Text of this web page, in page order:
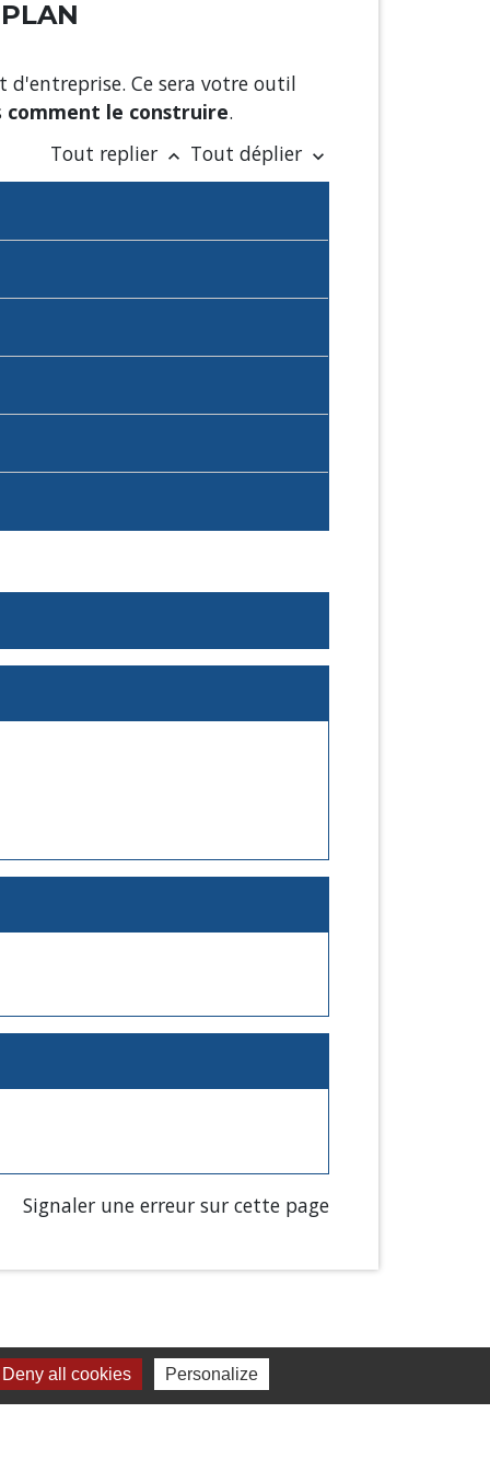
Ce sera votre outil
comment le construire.
Tout replier keyboard_arrow_up Tout déplier keyboard_arrow_down
Signaler une erreur sur cette page
all cookies Personalize